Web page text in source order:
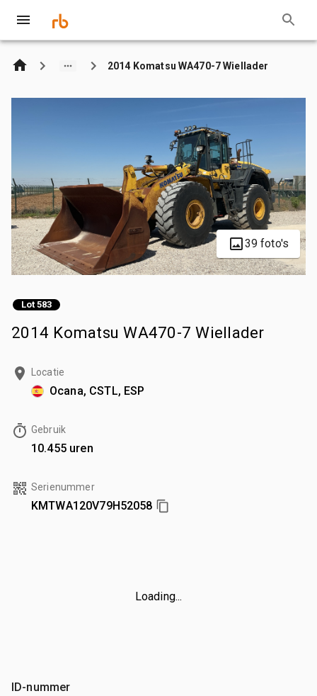
2014 Komatsu WA470-7 Wiellader
39 foto's
Lot 583
2014 Komatsu WA470-7 Wiellader
Locatie
Ocana, CSTL, ESP
Gebruik
10.455 uren
Serienummer
KMTWA120V79H52058
Loading...
ID-nummer